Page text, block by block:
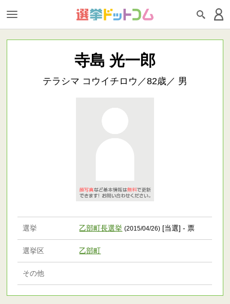
寺島 光一郎
テラシマ コウイチロウ／82歳／ 男
選挙 乙部町長選挙 (2015/04/26) [当選] - 票
選挙区 乙部町
その他